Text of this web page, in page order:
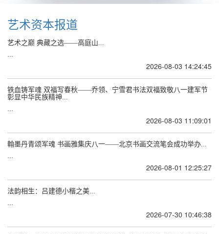
艺术资本报道
艺术之巅 典藏之选——高庭山...
...
2026-08-03 14:24:45
铁血铸军魂 双福写春秋——乔领、宁雪君书法双福致敬八一建军节
彰显中华民族精神...
...
2026-08-03 11:09:01
翰墨丹青颂军魂 书画雅集庆八一——北京书画交流笔会成功举办...
...
2026-08-01 12:25:27
法韵相生：吕建德小楷之美...
...
2026-07-30 10:46:38